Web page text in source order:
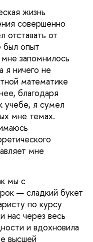
жизнь
совершенно
отставать от
был опыт
запомнилось
я ничего не
математике
благодаря
учебе, я сумел
мне темах.
мне
мы с
— сладкий букет
по курсу
нас через весь
и вдохновила
высшей